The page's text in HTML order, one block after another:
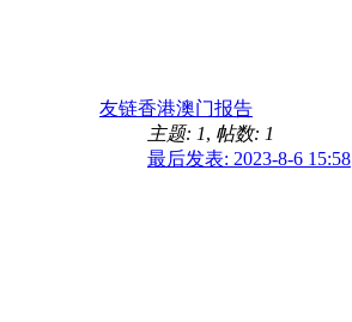
友链香港澳门报告
主题: 1, 帖数: 1
最后发表: 2023-8-6 15:58